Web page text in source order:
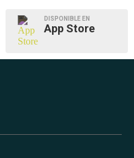
DISPONIBLE EN
App Store